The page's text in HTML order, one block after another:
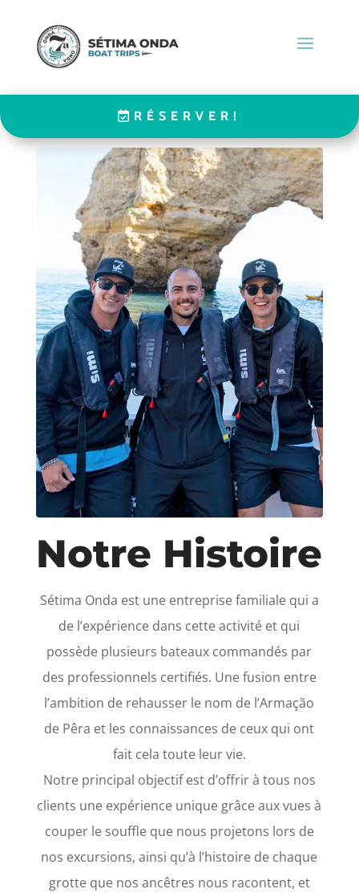
RÉSERVER!
Notre Histoire
Sétima Onda est une entreprise familiale qui a
de l’expérience dans cette activité et qui
possède plusieurs bateaux commandés par
des professionnels certifiés. Une fusion entre
l’ambition de rehausser le nom de l’Armação
de Pêra et les connaissances de ceux qui ont
fait cela toute leur vie.
Notre principal objectif est d’offrir à tous nos
clients une expérience unique grâce aux vues à
couper le souffle que nous projetons lors de
nos excursions, ainsi qu’à l’histoire de chaque
grotte que nos ancêtres nous racontent, et